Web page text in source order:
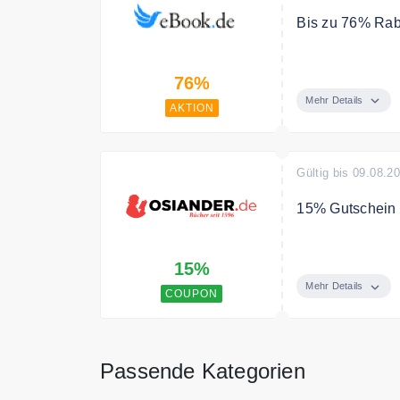
76%
AKTION
Bis zu 76%
Mehr Details
15%
COUPON
Gültig bis
15%
Hörbücher
auf die Ohren
Mehr Details
Passende Kategorien